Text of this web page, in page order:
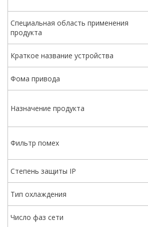
Специальная область применения
продукта
Краткое название устройства
Фома привода
Назначение продукта
Фильтр помех
Степень защиты IP
Тип охлаждения
Число фаз сети